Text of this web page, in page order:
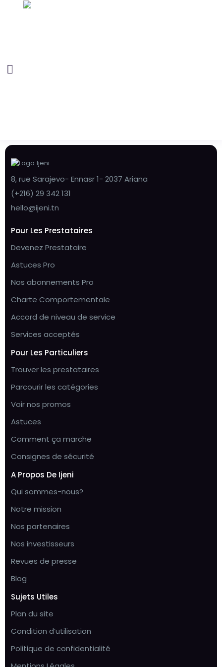
8, rue Sarajevo- Ennasr 1- 2037 Ariana
(+216) 29 342 131
hello@ijeni.tn
Pour Les Prestataires
Devenez Prestataire
Astuces Pro
Nos abonnements Pro
Charte Comportementale
Accord de niveau de service
Services acceptés
Pour Les Particuliers
Trouver les prestataires
Parcourir les catégories
Voir nos promos
Astuces
Comment ça marche
Consignes de sécurité
A Propos De Ijeni
Qui sommes-nous?
Notre mission
Nos partenaires
Nos investisseurs
Revues de presse
Blog
Sujets Utiles
Plan du site
Condition d’utilisation
Politique de confidentialité